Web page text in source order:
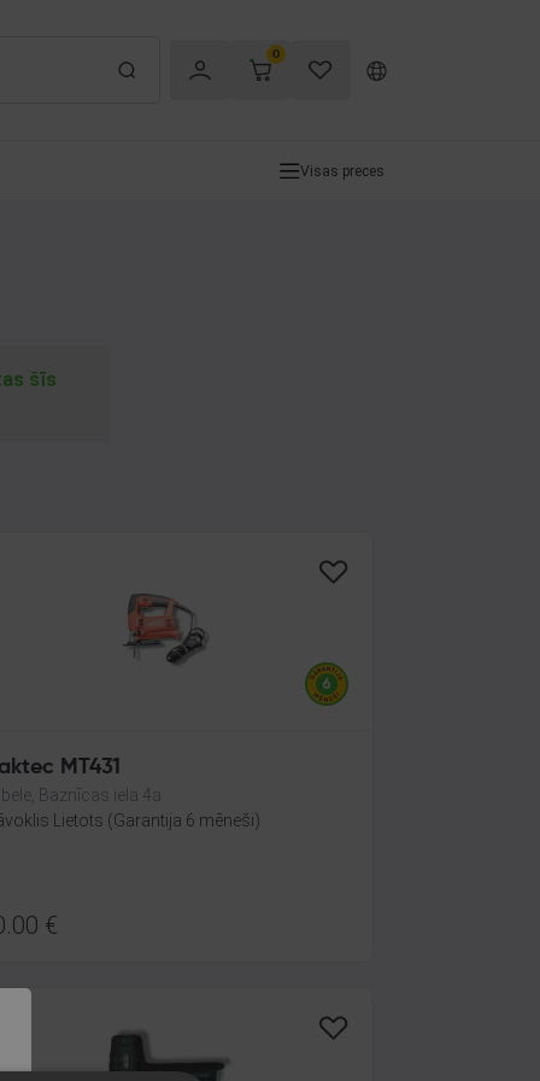
0
Visas preces
šīs
MT431
Baznīcas iela 4a
Lietots (Garantija 6 mēneši)
€